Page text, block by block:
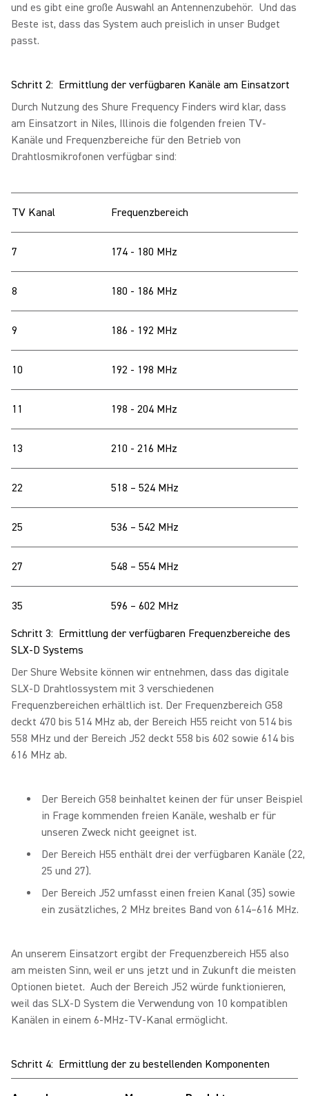
und es gibt eine große Auswahl an Antennenzubehör. Und das
Beste ist, dass das System auch preislich in unser Budget
passt.
Schritt 2: Ermittlung der verfügbaren Kanäle am Einsatzort
Durch Nutzung des Shure Frequency Finders wird klar, dass
am Einsatzort in Niles, Illinois die folgenden freien TV-
Kanäle und Frequenzbereiche für den Betrieb von
Drahtlosmikrofonen verfügbar sind:
TV Kanal Frequenzbereich
7 174 - 180 MHz
8 180 - 186 MHz
9 186 - 192 MHz
10 192 - 198 MHz
11 198 - 204 MHz
13 210 - 216 MHz
22 518 – 524 MHz
25 536 – 542 MHz
27 548 – 554 MHz
35
596 – 602 MHz
Schritt 3: Ermittlung der verfügbaren Frequenzbereiche des
SLX-D Systems
Der Shure Website können wir entnehmen, dass das digitale
SLX-D Drahtlossystem mit 3 verschiedenen
Frequenzbereichen erhältlich ist. Der Frequenzbereich G58
deckt 470 bis 514 MHz ab, der Bereich H55 reicht von 514 bis
558 MHz und der Bereich J52 deckt 558 bis 602 sowie 614 bis
616 MHz ab.
Der Bereich G58 beinhaltet keinen der für unser Beispiel
in Frage kommenden freien Kanäle, weshalb er für
unseren Zweck nicht geeignet ist.
Der Bereich H55 enthält drei der verfügbaren Kanäle (22,
25 und 27).
Der Bereich J52 umfasst einen freien Kanal (35) sowie
ein zusätzliches, 2 MHz breites Band von 614–616 MHz.
An unserem Einsatzort ergibt der Frequenzbereich H55 also
am meisten Sinn, weil er uns jetzt und in Zukunft die meisten
Optionen bietet. Auch der Bereich J52 würde funktionieren,
weil das SLX-D System die Verwendung von 10 kompatiblen
Kanälen in einem 6-MHz-TV-Kanal ermöglicht.
Schritt 4: Ermittlung der zu bestellenden Komponenten